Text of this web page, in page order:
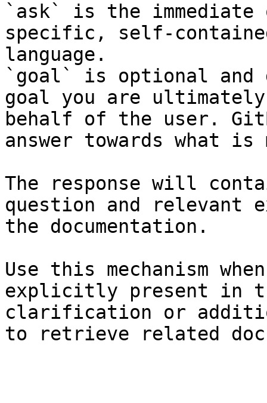
`ask` is the
specific, self-
language.
`goal` is optional and
goal you are
behalf of the user.
answer towards what
The response will
question and relevant
the documentation.
Use this mechanism
explicitly present in
clarification or